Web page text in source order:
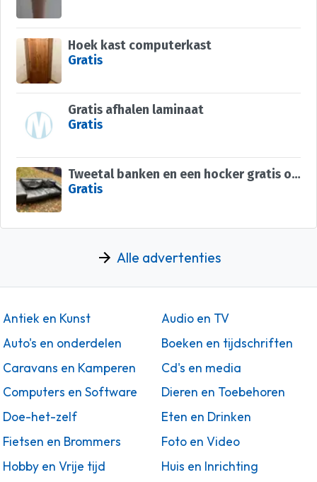
Hoek kast computerkast
Gratis
Gratis afhalen laminaat
Gratis
Tweetal banken en een hocker gratis op te halen
Gratis
Alle advertenties
Antiek en Kunst
Audio en TV
Auto's en onderdelen
Boeken en tijdschriften
Caravans en Kamperen
Cd's en media
Computers en Software
Dieren en Toebehoren
Doe-het-zelf
Eten en Drinken
Fietsen en Brommers
Foto en Video
Hobby en Vrije tijd
Huis en Inrichting